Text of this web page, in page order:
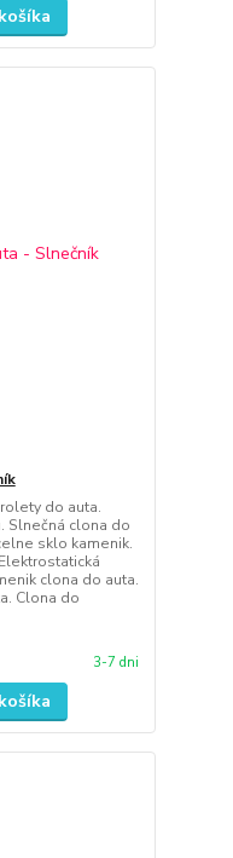
do auta.
Slnečná clona do
sklo kamenik.
clona do auta.
Clona do
3-7 dni